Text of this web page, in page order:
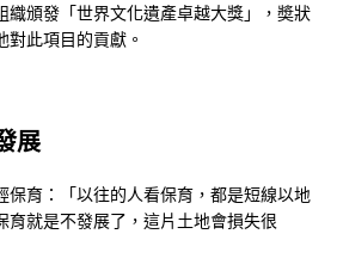
織頒發「世界文化遺產卓越大獎」，奬狀
此項目的貢獻。
展
保育：「以往的人看保育，都是短線以地
育就是不發展了，這片土地會損失很